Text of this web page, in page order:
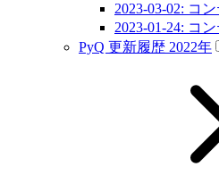
2023-03-02: コ
2023-01-24: コ
PyQ 更新履歴 2022年